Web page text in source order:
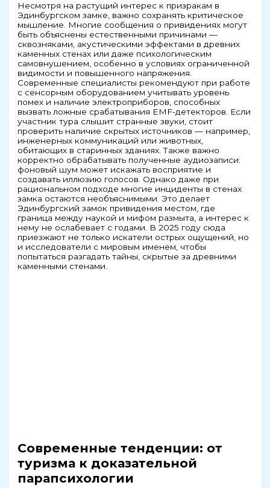
Несмотря на растущий интерес к призракам в
Эдинбургском замке, важно сохранять критическое
мышление. Многие сообщения о привидениях могут
быть объяснены естественными причинами —
сквозняками, акустическими эффектами в древних
каменных стенах или даже психологическим
самовнушением, особенно в условиях ограниченной
видимости и повышенного напряжения.
Современные специалисты рекомендуют при работе
с сенсорным оборудованием учитывать уровень
помех и наличие электроприборов, способных
вызвать ложные срабатывания EMF-детекторов. Если
участник тура слышит странные звуки, стоит
проверить наличие скрытых источников — например,
инженерных коммуникаций или животных,
обитающих в старинных зданиях. Также важно
корректно обрабатывать полученные аудиозаписи:
фоновый шум может искажать восприятие и
создавать иллюзию голосов. Однако даже при
рациональном подходе многие инциденты в стенах
замка остаются необъяснимыми. Это делает
Эдинбургский замок привидения местом, где
граница между наукой и мифом размыта, а интерес к
нему не ослабевает с годами. В 2025 году сюда
приезжают не только искатели острых ощущений, но
и исследователи с мировым именем, чтобы
попытаться разгадать тайны, скрытые за древними
каменными стенами.
Современные тенденции: от
туризма к доказательной
парапсихологии